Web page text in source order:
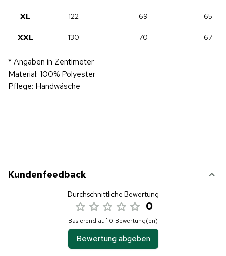
XL 122 69 65
XXL 130 70 67
* Angaben in Zentimeter
Material: 100% Polyester
Pflege: Handwäsche
Kundenfeedback
Durchschnittliche Bewertung
0
Basierend auf 0 Bewertung(en)
Bewertung abgeben